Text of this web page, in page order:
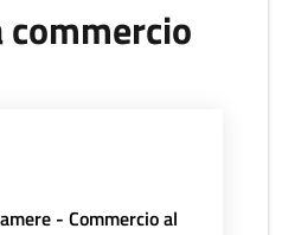
- Commercio al